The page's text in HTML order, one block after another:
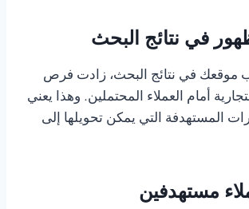
موقعك في نتائج البحث، زادت فرص
أمام العملاء المحتملين. وهذا يعني
المستهدفة التي يمكن تحويلها إلى